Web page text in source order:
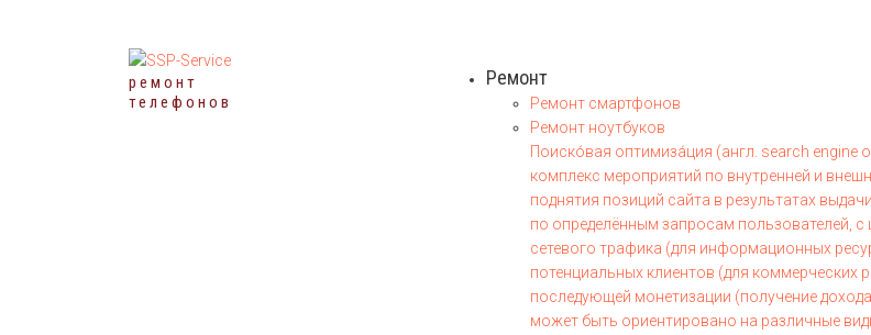
ремонт
телефонов
Ремонт
Ремонт смартфонов
Ремонт ноутбуков
Поиско́вая оптимиза́ция (англ. search engine
комплекс мероприятий по внутренней и
поднятия позиций сайта в результатах
по определённым запросам пользователей, с
сетевого трафика (для информационных
потенциальных клиентов (для коммерческих
последующей монетизации (получение
может быть ориентировано на различные